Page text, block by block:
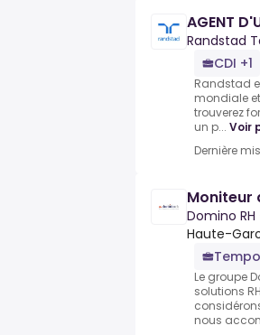
AGENT
Randstad
CDI +1
Randstad
mondiale
trouverez
un p... Voir
Dernière
Moniteur
Domino
Haute-
Le groupe
solutions
nous